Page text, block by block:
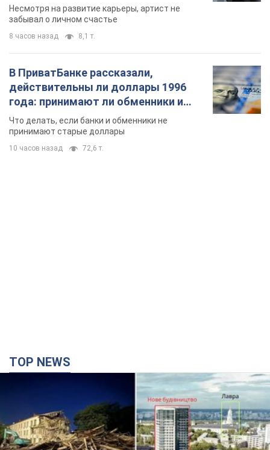
Несмотря на развитие карьеры, артист не
забывал о личном счастье
8 часов назад 8,1 т.
В ПриватБанке рассказали,
действительны ли доллары 1996
года: принимают ли обменники и
банки такие купюры
Что делать, если банки и обменники не
принимают старые доллары
10 часов назад 72,6 т.
TOP NEWS